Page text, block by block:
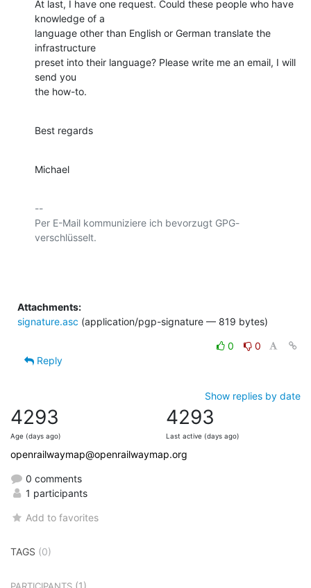
At last, I have one request. Could these people who have
knowledge of a
language other than English or German translate the
infrastructure
preset into their language? Please write me an email, I will
send you
the how-to.
Best regards
Michael
--
Per E-Mail kommuniziere ich bevorzugt GPG-
verschlüsselt.
Attachments:
signature.asc (application/pgp-signature — 819 bytes)
0
0
Reply
Show replies by date
4293
Age (days ago)
4293
Last active (days ago)
openrailwaymap@openrailwaymap.org
0 comments
1 participants
Add to favorites
TAGS (0)
PARTICIPANTS (1)